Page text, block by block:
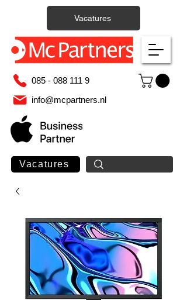
085 - 088 111 9
info@mcpartners.nl
Vacatures
Vacatures